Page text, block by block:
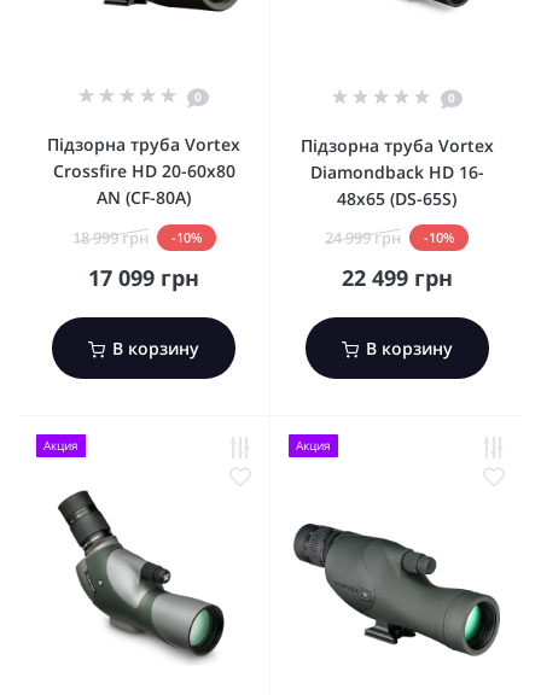
0
Підзорна труба Vortex
Crossfire HD 20-60x80
AN (CF-80A)
18 999 грн -10%
17 099 грн
В корзину
0
Підзорна труба Vortex
Diamondback HD 16-
48x65 (DS-65S)
24 999 грн -10%
22 499 грн
В корзину
Акция Акция